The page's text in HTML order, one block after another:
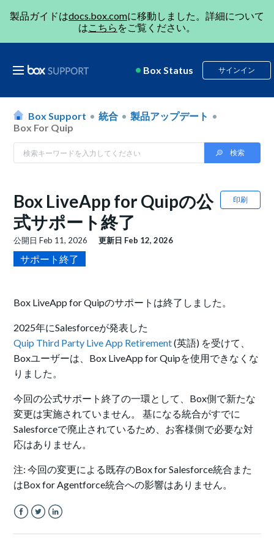
製品ガイドはdocs.box.comに移動しました。詳細について
はこちら をご覧ください。
Box Status サインイン
Box Support 統合
製品アップデート
Box For Quip
印刷
Box LiveApp for Quipの公
式サポート終了
公開日Feb 11, 2026 更新日 Feb 12, 2026
サポート終了
Box LiveApp for Quipのサポートは終了しました。
2025年にSalesforceが発表した
Quip Third Party Live App Retirement(英語) を受けて、
Boxユーザーは、Box LiveApp for Quipを使用できなくな
りました。
今回の公式サポート終了の一環として、Box側で新たな
変更は実施されていません。 基になる統合がすでに
Salesforceで廃止されているため、お客様側で必要な対
応はありません。
注: 今回の変更による既存のBox for Salesforce統合また
はBox for Agentforce統合への影響はありません。